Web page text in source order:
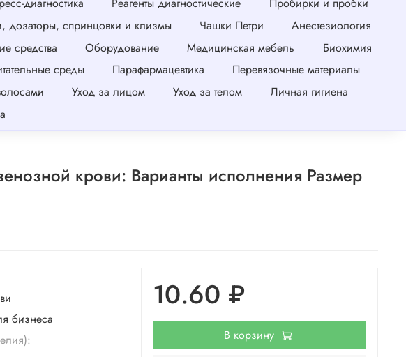
дозаторы, спринцовки и клизмы Чашки Петри
Анестезиология
средства Оборудование Медицинская мебель
Биохимия
среды Парафармацевтика
Перевязочные материалы
Уход за лицом Уход за телом
Личная гигиена
крови: Варианты исполнения Размер
бизнеса
10.60 ₽
В корзину